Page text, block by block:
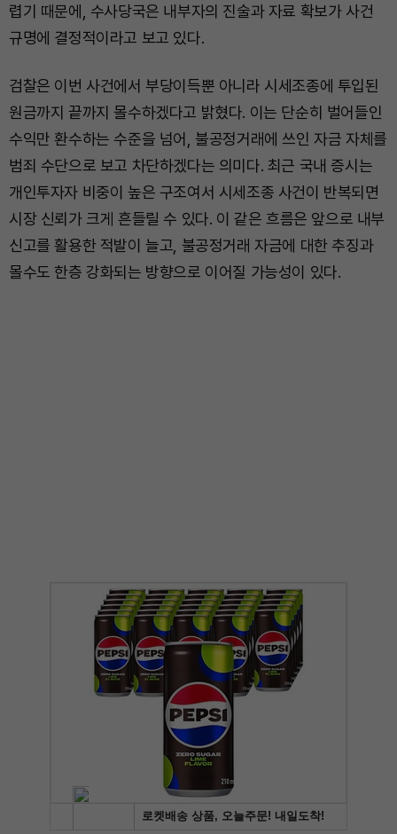
렵기 때문에, 수사당국은 내부자의 진술과 자료 확보가 사건
규명에 결정적이라고 보고 있다.
검찰은 이번 사건에서 부당이득뿐 아니라 시세조종에 투입된
원금까지 끝까지 몰수하겠다고 밝혔다. 이는 단순히 벌어들인
수익만 환수하는 수준을 넘어, 불공정거래에 쓰인 자금 자체를
범죄 수단으로 보고 차단하겠다는 의미다. 최근 국내 증시는
개인투자자 비중이 높은 구조여서 시세조종 사건이 반복되면
시장 신뢰가 크게 흔들릴 수 있다. 이 같은 흐름은 앞으로 내부
신고를 활용한 적발이 늘고, 불공정거래 자금에 대한 추징과
몰수도 한층 강화되는 방향으로 이어질 가능성이 있다.